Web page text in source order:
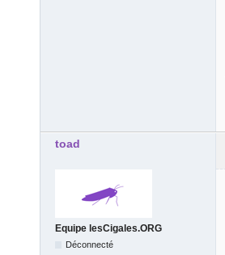
toad
Equipe lesCigales.ORG
Déconnecté